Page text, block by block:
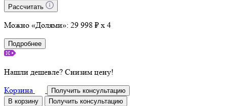
Рассчитать
Можно «Долями»: 29 998 ₽ x 4
Подробнее
Нашли дешевле? Снизим цену!
Корзина
Получить консультацию
В корзину
Получить консультацию